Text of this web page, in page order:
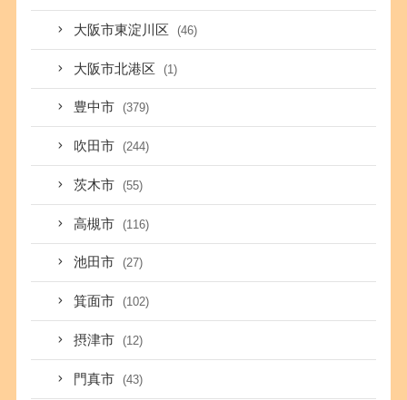
大阪市東淀川区 (46)
大阪市北港区 (1)
豊中市 (379)
吹田市 (244)
茨木市 (55)
高槻市 (116)
池田市 (27)
箕面市 (102)
摂津市 (12)
門真市 (43)